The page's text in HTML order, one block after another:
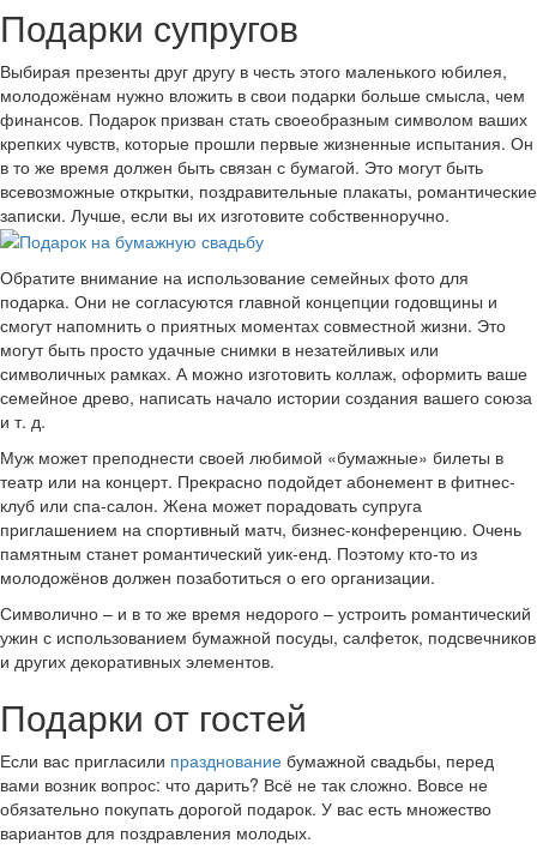
Подарки супругов
Выбирая презенты друг другу в честь этого маленького юбилея,
молодожёнам нужно вложить в свои подарки больше смысла, чем
финансов. Подарок призван стать своеобразным символом ваших
крепких чувств, которые прошли первые жизненные испытания. Он
в то же время должен быть связан с бумагой. Это могут быть
всевозможные открытки, поздравительные плакаты, романтические
записки. Лучше, если вы их изготовите собственноручно.
Обратите внимание на использование семейных фото для
подарка. Они не согласуются главной концепции годовщины и
смогут напомнить о приятных моментах совместной жизни. Это
могут быть просто удачные снимки в незатейливых или
символичных рамках. А можно изготовить коллаж, оформить ваше
семейное древо, написать начало истории создания вашего союза
и т. д.
Муж может преподнести своей любимой «бумажные» билеты в
театр или на концерт. Прекрасно подойдет абонемент в фитнес-
клуб или спа-салон. Жена может порадовать супруга
приглашением на спортивный матч, бизнес-конференцию. Очень
памятным станет романтический уик-енд. Поэтому кто-то из
молодожёнов должен позаботиться о его организации.
Символично – и в то же время недорого – устроить романтический
ужин с использованием бумажной посуды, салфеток, подсвечников
и других декоративных элементов.
Подарки от гостей
Если вас пригласили празднование бумажной свадьбы, перед
вами возник вопрос: что дарить? Всё не так сложно. Вовсе не
обязательно покупать дорогой подарок. У вас есть множество
вариантов для поздравления молодых.